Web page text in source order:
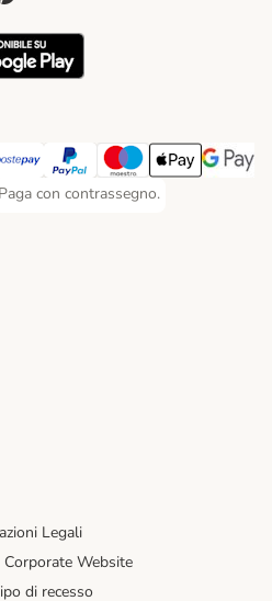
Method
Express. Payment Method
Diners Club. Payment Method
con Postepay. Payment Method
Paga con PayPal. Payment
Paga con Maestro.
Apple PayGoogle
Method
Paga con contrassegno.
Paga con contrassegno. Payment
Legali
Corporate Website
di recesso